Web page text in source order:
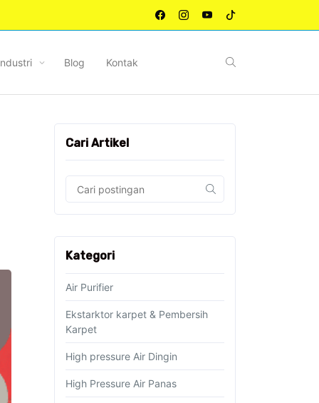
Blog Kontak
Cari Artikel
Kategori
Air Purifier
Ekstarktor karpet & Pembersih
Karpet
High pressure Air Dingin
High Pressure Air Panas